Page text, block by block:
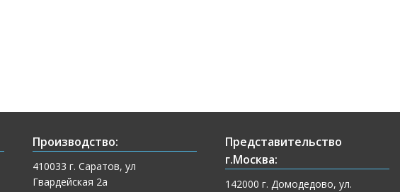
Производство:
410033 г. Саратов, ул
Гвардейская 2а
Представительство
г.Москва:
142000 г. Домодедово, ул.